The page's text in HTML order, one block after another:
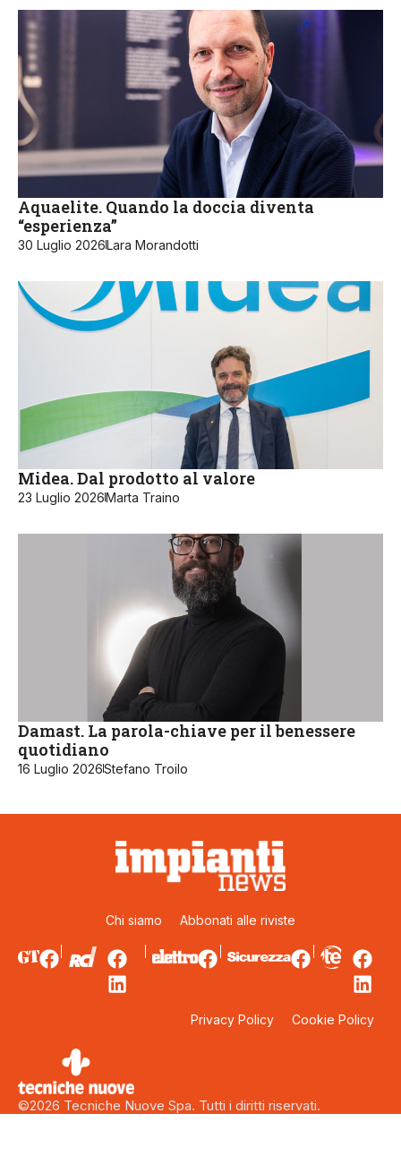
Aquaelite. Quando la doccia diventa
“esperienza”
30 Luglio 2026Lara Morandotti
Midea. Dal prodotto al valore
23 Luglio 2026Marta Traino
Damast. La parola-chiave per il benessere
quotidiano
16 Luglio 2026Stefano Troilo
Chi siamo Abbonati alle riviste
Privacy Policy Cookie Policy
©2026 Tecniche Nuove Spa. Tutti i diritti riservati.